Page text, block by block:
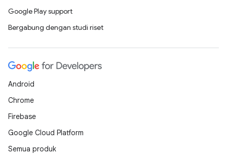
Google Play support
Bergabung dengan studi riset
Android
Chrome
Firebase
Google Cloud Platform
Semua produk